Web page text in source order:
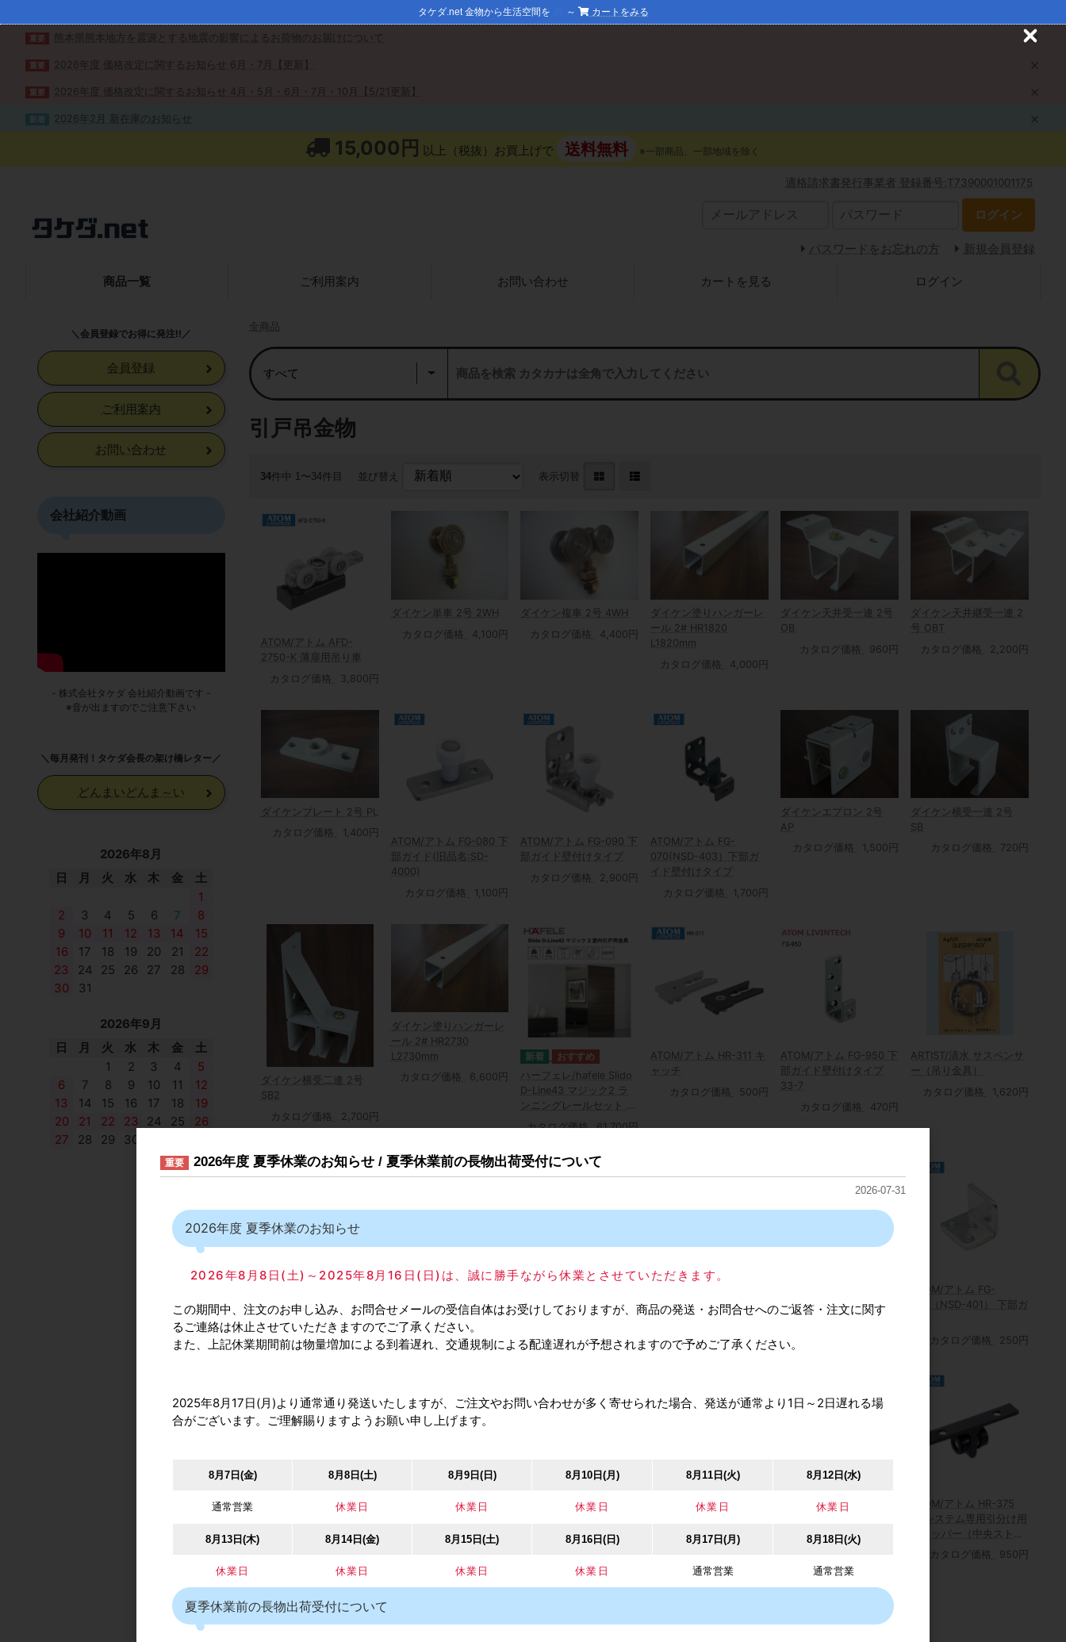
重要 熊本県熊本地方を震源とする地震の影響によるお荷物のお届けについて
重要 2026年度 価格改定に関するお知らせ 6月・7月【更新】
重要 2026年度 価格改定に関するお知らせ 4月・5月・6月・7月・10月【5/21更新】
新着 2026年2月 新在庫のお知らせ
タケダ.net 金物から生活空間を ～ カートをみる
15,000円 以上（税抜）お買上げで 送料無料 ※一部商品、一部地域を除く
適格請求書発行事業者 登録番号:T7390001001175
ログイン
パスワードをお忘れの方 新規会員登録
商品一覧 ご利用案内 お問い合わせ カートを見る ログイン
全商品
引戸吊金物
34件中 1〜34件目 並び替え 表示切替
ATOM/アトム AFD-
2750-K 薄扉用吊り車
カタログ価格
3,800円
ダイケン単車 2号 2WH
カタログ価格
4,100円
ダイケン複車 2号 4WH
カタログ価格
4,400円
ダイケン塗りハンガーレ
ール 2# HR1820
L1820mm
カタログ価格
4,000円
ダイケン天井受一連 2号
OB
カタログ価格
960円
ダイケン天井継受一連 2
号 OBT
カタログ価格
2,200円
ダイケンプレート 2号 PL
カタログ価格
1,400円
ATOM/アトム FG-080 下
部ガイド(旧品名:SD-
4000)
カタログ価格
1,100円
ATOM/アトム FG-090 下
部ガイド壁付けタイプ
カタログ価格
2,900円
ATOM/アトム FG-
070(NSD-403）下部ガ
イド壁付けタイプ
カタログ価格
1,700円
ダイケンエプロン 2号
AP
カタログ価格
1,500円
ダイケン横受一連 2号
SB
カタログ価格
720円
ダイケン横受二連 2号
SB2
カタログ価格
2,700円
ダイケン塗りハンガーレ
ール 2# HR2730
L2730mm
カタログ価格
6,600円
ハーフェレ/hafele Slido
D-Line43 マジック2 ラ
ンニングレールセット 1
カタログ価格 61,700円
ATOM/アトム HR-311 キ
ャッチ
カタログ価格
500円
ATOM/アトム FG-950 下
部ガイド壁付けタイプ
33-7
カタログ価格
470円
ARTIST/清水 サスペンサ
ー（吊り金具）
カタログ価格
1,620円
BOX
OB2
ール 2# HR3640
床付けタイプ
上部吊元仮固定用キャッ
ATOM/アトム FG-
040（NSD-401） 下部ガ
カタログ価格
250円
ATOM/アトム FG-010(
ATOM/アトム FG-
イド床付けタイプ
ATOM/アトム FG-
イド床付タイプ
ATOM/アトム FG-
整付き下部ガイド
ATOM/アトム AFD-3100
カタログ価格
ATOM/アトム HR-375
HRシステム専用引分け用
ストッパー（中央ストッ
カタログ価格 950円
＼会員登録でお得に発注!!／
会員登録
ご利用案内
お問い合わせ
会社紹介動画
- 株式会社タケダ 会社紹介動画です -
※音が出ますのでご注意下さい
＼毎月発刊！タケダ会長の架け橋レター／
どんまいどんま～い
2026年8月
日
月 火 水 木 金
土
1
2
3 4 5 6 7
8
9
10 11 12 13 14
15
16
17 18 19 20 21
22
23
24 25 26 27 28
29
30
31
2026年9月
日
月 火 水 木 金
土
1
2 3 4
5
6
7 8 9 10 11
12
13
14 15 16 17 18
19
20
21 22 23 24 25
26
27
28 29 30
重要 2026年度 夏季休業のお知らせ / 夏季休業前の長物出荷受付について
2026-07-31
2026年度 夏季休業のお知らせ
2026年8月8日(土)～2025年8月16日(日)は、誠に勝手ながら休業とさせていただきます。
この期間中、注文のお申し込み、お問合せメールの受信自体はお受けしておりますが、商品の発送・お問合せへのご返答・注文に関す
るご連絡は休止させていただきますのでご了承ください。
また、上記休業期間前は物量増加による到着遅れ、交通規制による配達遅れが予想されますので予めご了承ください。
2025年8月17日(月)より通常通り発送いたしますが、ご注文やお問い合わせが多く寄せられた場合、発送が通常より1日～2日遅れる場
合がございます。ご理解賜りますようお願い申し上げます。
8月7日(金) 8月8日(土) 8月9日(日) 8月10日(月) 8月11日(火) 8月12日(水)
通常営業 休業日 休業日 休業日 休業日 休業日
8月13日(木) 8月14日(金) 8月15日(土) 8月16日(日) 8月17日(月) 8月18日(火)
休業日 休業日 休業日 休業日 通常営業 通常営業
夏季休業前の長物出荷受付について
C
o
e